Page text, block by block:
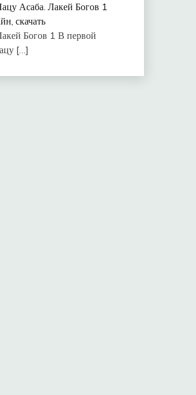
Асаба. Лакей Богов 1
скачать
Богов 1 В первой
[…]